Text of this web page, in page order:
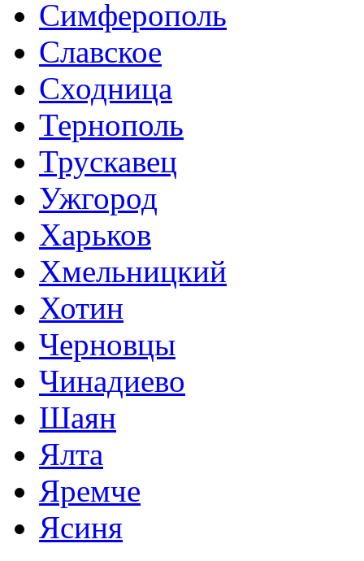
Симферополь
Славское
Сходница
Тернополь
Трускавец
Ужгород
Харьков
Хмельницкий
Хотин
Черновцы
Чинадиево
Шаян
Ялта
Яремче
Ясиня